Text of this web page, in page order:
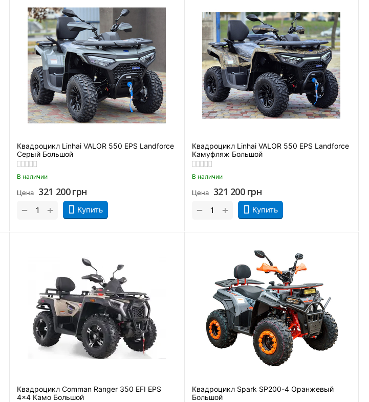
Квадроцикл Linhai VALOR 550 EPS Landforce
Серый Большой
В наличии
Цена 321 200 грн
Купить
+
−
Квадроцикл Linhai VALOR 550 EPS Landforce
Камуфляж Большой
В наличии
Цена 321 200 грн
Купить
+
−
Квадроцикл Comman Ranger 350 EFI EPS
4×4 Камо Большой
Квадроцикл Spark SP200-4 Оранжевый
Большой